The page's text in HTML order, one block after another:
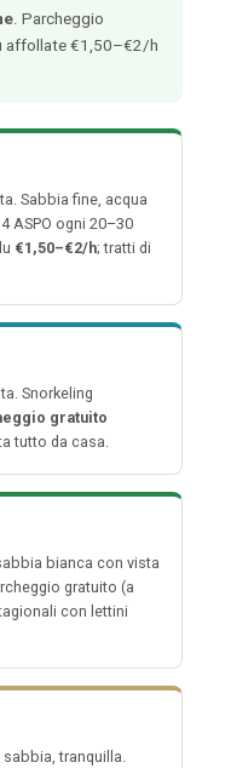
. Parcheggio
affollate €1,50–€2/h
Sabbia fine, acqua
ASPO ogni 20–30
€1,50–€2/h; tratti di
Snorkeling
gratuito
tutto da casa.
bianca con vista
gratuito (a
con lettini
tranquilla.